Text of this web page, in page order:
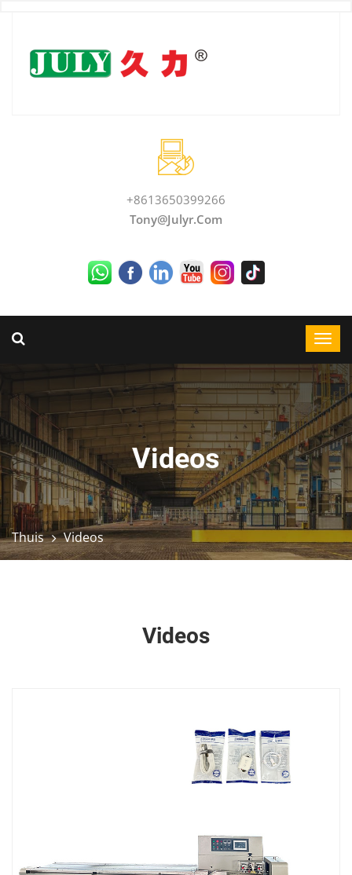
+8613650399266
Tony@julyr.com
Videos
Thuis Videos
Videos